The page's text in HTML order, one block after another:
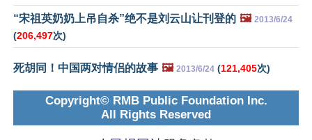
“宋祖英奶奶上吊自杀”绝不是刘云山让刊登的 🖼️ 2013/6/24
(206,497次)
死胡同！中国两对情侣的故事 🖼️ 2013/6/24 (121,405次)
Copyright© RMB Public Foundation Inc.
All Rights Reserved